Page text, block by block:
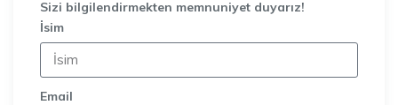
Sizi bilgilendirmekten memnuniyet duyarız!
İsim
Email